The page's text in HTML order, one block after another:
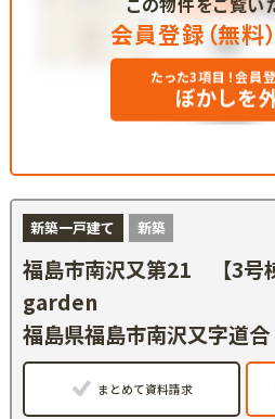
会員登録（無料）
たった3項目！会員
ぼかしを
新築一戸建て 新築
福島市南沢又第21 【3
garden
福島県福島市南沢又字道合
まとめて資料請求